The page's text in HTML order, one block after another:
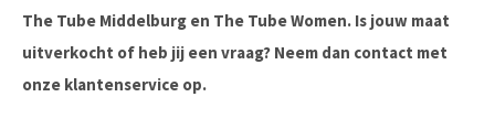
The Tube Middelburg en The Tube Women. Is jouw maat
uitverkocht of heb jij een vraag? Neem dan contact met
onze klantenservice op.